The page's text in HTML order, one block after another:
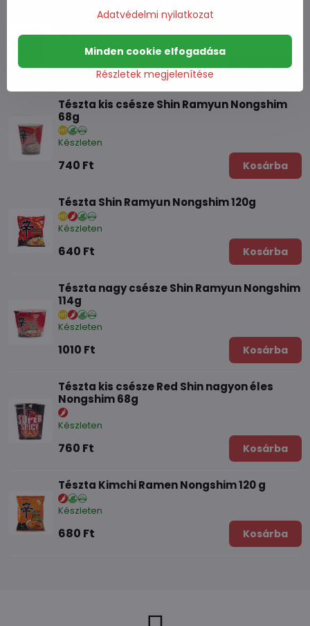
Shin Ramyun csípős csirkés tészta 120g
Készleten
720 Ft Kosárba
Tészta kis csésze Shin Ramyun Nongshim
68g
Készleten
740 Ft Kosárba
Tészta Shin Ramyun Nongshim 120g
Készleten
640 Ft Kosárba
Tészta nagy csésze Shin Ramyun Nongshim
114g
Készleten
1010 Ft Kosárba
Tészta kis csésze Red Shin nagyon éles
Nongshim 68g
Készleten
760 Ft Kosárba
Tészta Kimchi Ramen Nongshim 120 g
Készleten
680 Ft Kosárba
Adatvédelmi nyilatkozat
Részletek megjelenítése
Minden cookie elfogadása